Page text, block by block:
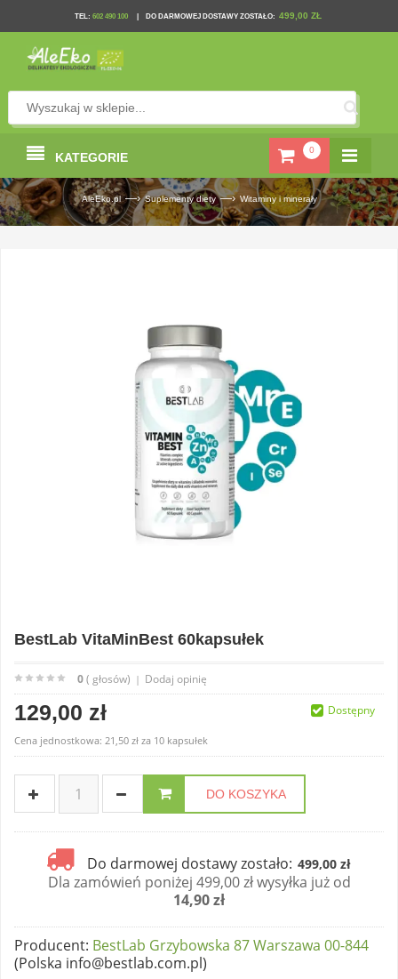
TEL: 602 490 100 DO DARMOWEJ DOSTAWY ZOSTAŁO: 499,00 ZŁ
0
KATEGORIE
AleEko.pl —› Suplementy diety —› Witaminy i minerały
BestLab VitaMinBest 60kapsułek
0( głosów) | Dodaj opinię
129,00 zł
Cena jednostkowa: 21,50 zł za 10 kapsułek
DO KOSZYKA
Do darmowej dostawy zostało: 499,00 zł
Dla zamówień poniżej 499,00 zł wysyłka już od
14,90 zł
Dostępny
Producent: BestLab Grzybowska 87 Warszawa 00-844
(Polska info@bestlab.com.pl)